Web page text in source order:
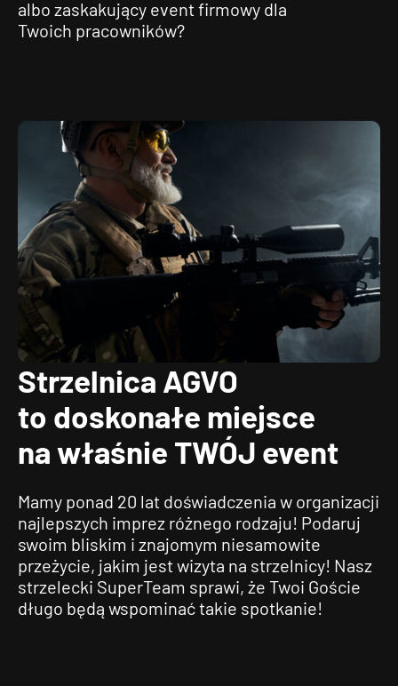
albo zaskakujący event firmowy dla
Twoich pracowników?
Strzelnica AGVO
to doskonałe miejsce
na właśnie TWÓJ event
Mamy ponad 20 lat doświadczenia w organizacji
najlepszych imprez różnego rodzaju! Podaruj
swoim bliskim i znajomym niesamowite
przeżycie, jakim jest wizyta na strzelnicy! Nasz
strzelecki SuperTeam sprawi, że Twoi Goście
długo będą wspominać takie spotkanie!